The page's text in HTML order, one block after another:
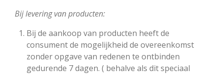
Bij levering van producten:
Bij de aankoop van producten heeft de
consument de mogelijkheid de overeenkomst
zonder opgave van redenen te ontbinden
gedurende 7 dagen. ( behalve als dit speciaal